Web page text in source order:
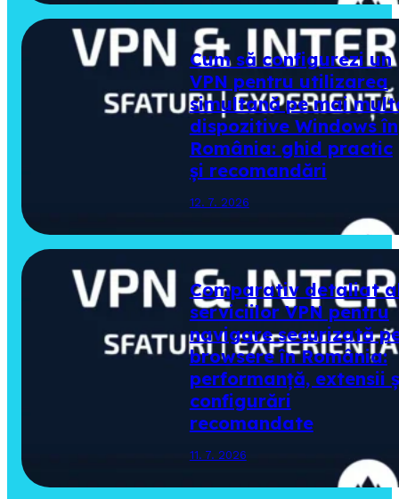
Cum să configurezi un
VPN pentru utilizarea
simultană pe mai
dispozitive Windows în
România: ghid practic
și recomandări
12. 7. 2026
Comparativ detaliat
serviciilor VPN pentru
navigare securizată
browsere în România:
performanță, extensii
configurări
recomandate
11. 7. 2026